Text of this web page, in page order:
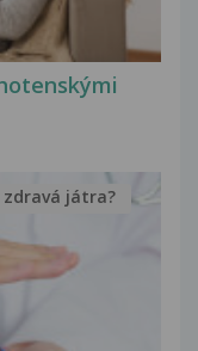
zdravá játra?